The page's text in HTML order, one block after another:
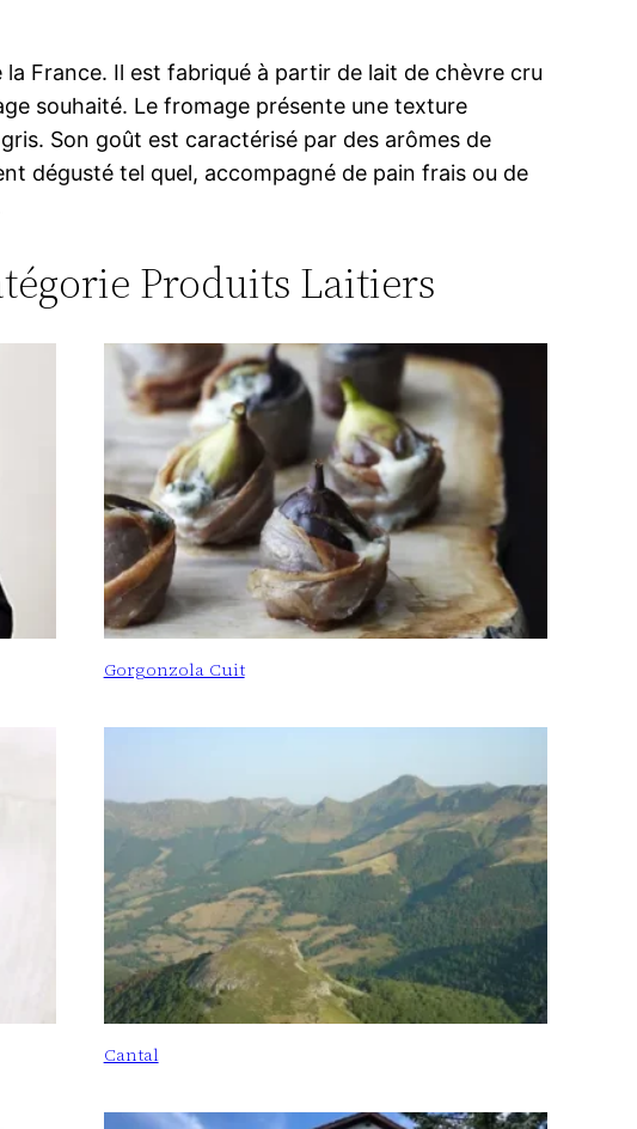
France. Il est fabriqué à partir de lait de chèvre cru
souhaité. Le fromage présente une texture
Son goût est caractérisé par des arômes de
dégusté tel quel, accompagné de pain frais ou de
Produits Laitiers
Gorgonzola Cuit
Cantal